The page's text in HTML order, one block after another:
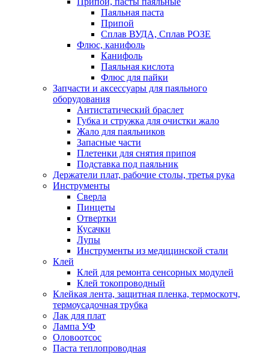
Паяльная паста
Припой
Сплав ВУДА, Сплав РОЗЕ
Флюс, канифоль
Канифоль
Паяльная кислота
Флюс для пайки
Запчасти и аксессуары для паяльного
оборудования
Антистатический браслет
Губка и стружка для очистки жало
Жало для паяльников
Запасные части
Плетенки для снятия припоя
Подставка под паяльник
Держатели плат, рабочие столы, третья рука
Инструменты
Сверла
Пинцеты
Отвертки
Кусачки
Лупы
Инструменты из медицинской стали
Клей
Клей для ремонта сенсорных модулей
Клей токопроводный
Клейкая лента, защитная пленка, термоскотч,
термоусадочная трубка
Лак для плат
Лампа УФ
Оловоотсос
Паста теплопроводная